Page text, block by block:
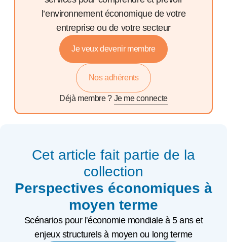
l’environnement économique de votre
entreprise ou de votre secteur
Je veux devenir membre
Nos adhérents
Déjà membre ? Je me connecte
Cet article fait partie de la
collection
Perspectives économiques à
moyen terme
Scénarios pour l'économie mondiale à 5 ans et
enjeux structurels à moyen ou long terme